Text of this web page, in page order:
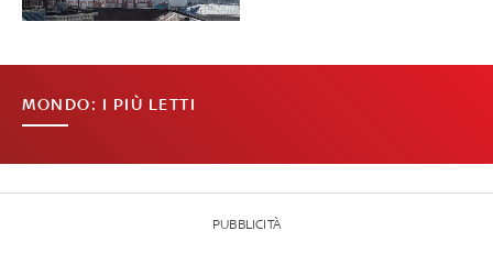
MONDO: I PIÙ LETTI
PUBBLICITÀ